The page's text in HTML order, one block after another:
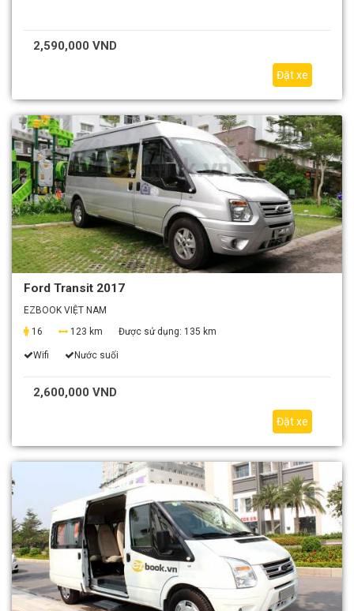
2,590,000 VND
Đặt xe
Ford Transit 2017
EZBOOK VIỆT NAM
16
123 km Được sử dụng: 135 km
Wifi Nước suối
2,600,000 VND
Đặt xe